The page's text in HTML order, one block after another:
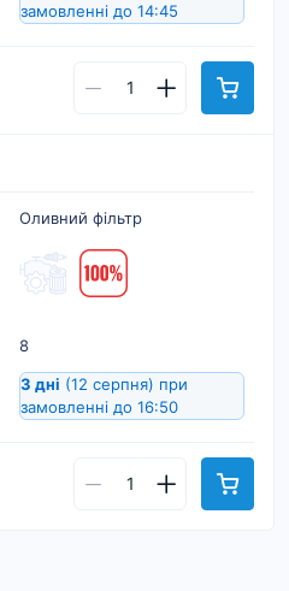
замовленні до 14:45
Оливний фільтр
8
3 дні (12 серпня) при
замовленні до 16:50